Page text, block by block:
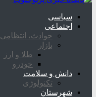
سیاسی
اجتماعی
حوادث، انتظامی
بازار
طلا و ارز
خودرو
دانش و سلامت
تکنولوژی
شهرستان